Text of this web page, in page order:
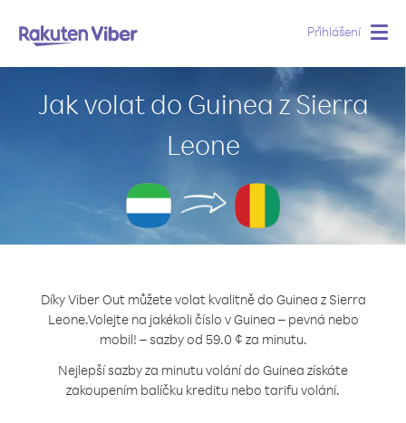
Přihlášení
Jak volat do Guinea z Sierra
Leone
Díky Viber Out můžete volat kvalitně do Guinea z Sierra
Leone.Volejte na jakékoli číslo v Guinea – pevná nebo
mobil! – sazby od 59.0 ¢ za minutu.
Nejlepší sazby za minutu volání do Guinea získáte
zakoupením balíčku kreditu nebo tarifu volání.